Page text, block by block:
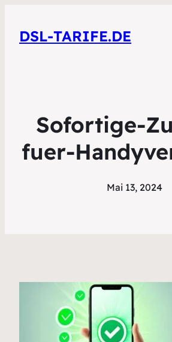
DSL-TARIFE.DE
Sofortige-
fuer-
Mai 13, 2024